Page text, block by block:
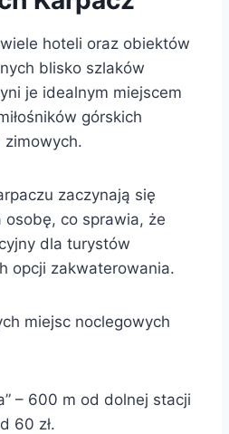
hoteli oraz obiektów
blisko szlaków
je idealnym miejscem
górskich
zaczynają się
osobę, co sprawia, że
dla turystów
opcji zakwaterowania.
miejsc noclegowych
– 600 m od dolnej stacji
60 zł.